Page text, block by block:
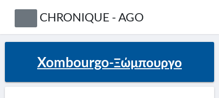
CHRONIQUE - AGO
Xombourgo-Ξώμπουργο